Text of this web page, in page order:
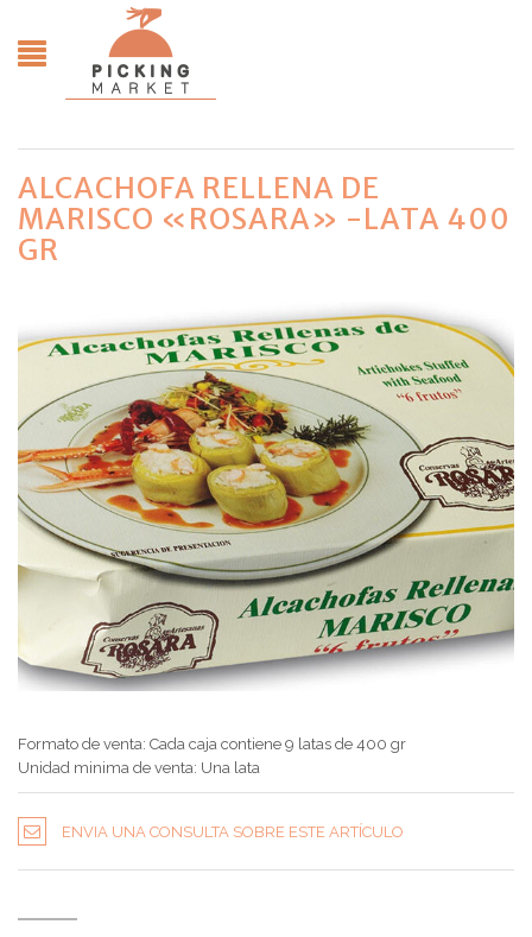
ALCACHOFA RELLENA DE
MARISCO «ROSARA» -LATA 400
GR
Formato de venta: Cada caja contiene 9 latas de 400 gr
Unidad minima de venta: Una lata
ENVIA UNA CONSULTA SOBRE ESTE ARTÍCULO